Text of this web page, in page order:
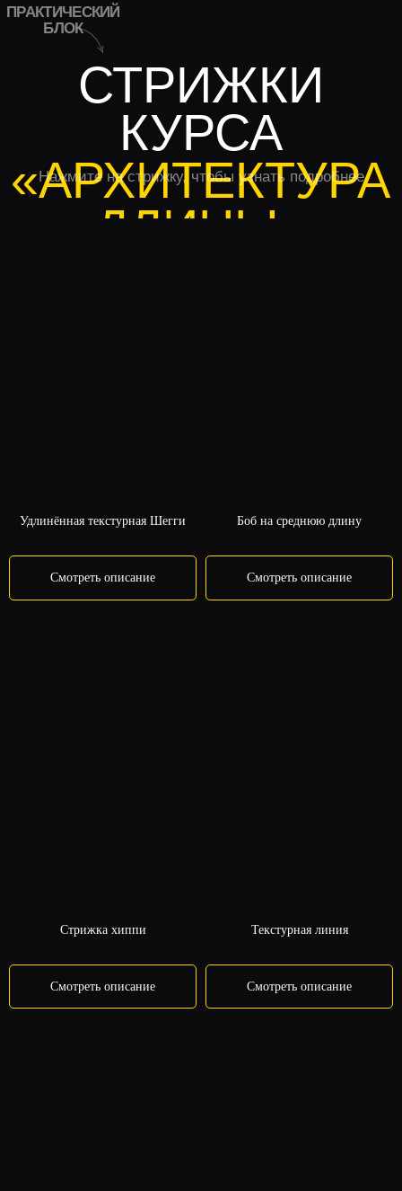
Удлинённая текстурная Шегги
Смотреть описание
Боб на среднюю длину
Смотреть описание
Стрижка хиппи
Смотреть описание
Текстурная линия
Смотреть описание
➦Урок по консультации клиента
➦Урок по созданию объемной
укладки